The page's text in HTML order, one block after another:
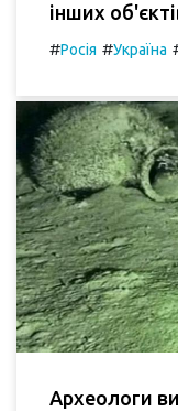
інших
#Росія #Україна
Археологи